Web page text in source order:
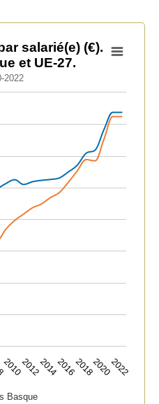
(€). Pays Basque et UE-27.
categories.
values. Data ranges
salarié(e) (€).
et UE-27.
2022
Basque
2010201220142016201820202022